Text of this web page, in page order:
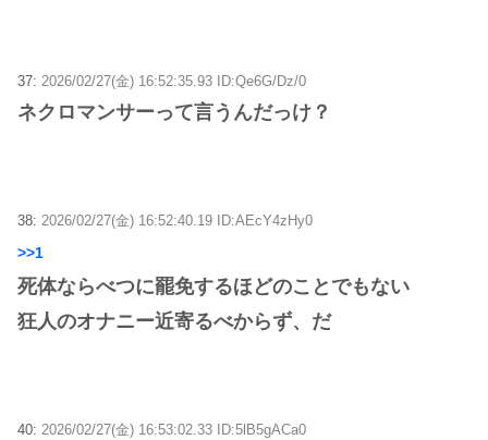
37: 2026/02/27(金) 16:52:35.93 ID:Qe6G/Dz/0
ネクロマンサーって言うんだっけ？
38: 2026/02/27(金) 16:52:40.19 ID:AEcY4zHy0
>>1
死体ならべつに罷免するほどのことでもない
狂人のオナニー近寄るべからず、だ
40: 2026/02/27(金) 16:53:02.33 ID:5lB5gACa0